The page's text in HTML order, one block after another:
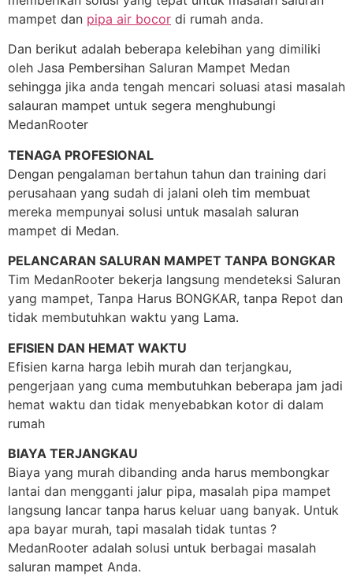
mampet dan pipa air bocor di rumah anda.
Dan berikut adalah beberapa kelebihan yang dimiliki
oleh Jasa Pembersihan Saluran Mampet Medan
sehingga jika anda tengah mencari soluasi atasi masalah
salauran mampet untuk segera menghubungi
MedanRooter
TENAGA PROFESIONAL
Dengan pengalaman bertahun tahun dan training dari
perusahaan yang sudah di jalani oleh tim membuat
mereka mempunyai solusi untuk masalah saluran
mampet di Medan.
PELANCARAN SALURAN MAMPET TANPA BONGKAR
Tim MedanRooter bekerja langsung mendeteksi Saluran
yang mampet, Tanpa Harus BONGKAR, tanpa Repot dan
tidak membutuhkan waktu yang Lama.
EFISIEN DAN HEMAT WAKTU
Efisien karna harga lebih murah dan terjangkau,
pengerjaan yang cuma membutuhkan beberapa jam jadi
hemat waktu dan tidak menyebabkan kotor di dalam
rumah
BIAYA TERJANGKAU
Biaya yang murah dibanding anda harus membongkar
lantai dan mengganti jalur pipa, masalah pipa mampet
langsung lancar tanpa harus keluar uang banyak. Untuk
apa bayar murah, tapi masalah tidak tuntas ?
MedanRooter adalah solusi untuk berbagai masalah
saluran mampet Anda.